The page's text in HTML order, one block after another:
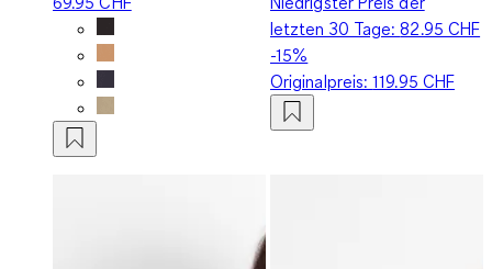
letzten 30 Tage:82.95 CHF
-15%
Originalpreis:119.95 CHF